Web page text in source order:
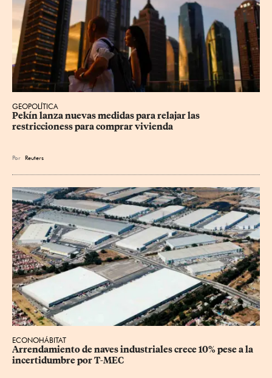
GEOPOLÍTICA
Pekín lanza nuevas medidas para relajar ⁠las
restriccioness para comprar vivienda
Por Reuters
ECONOHÁBITAT
Arrendamiento de naves industriales crece 10% pese a la
incertidumbre por T-MEC